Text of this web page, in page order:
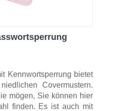
Kennwortsperrung bietet
Covermustern.
mögen, Sie können hier
finden. Es ist auch mit